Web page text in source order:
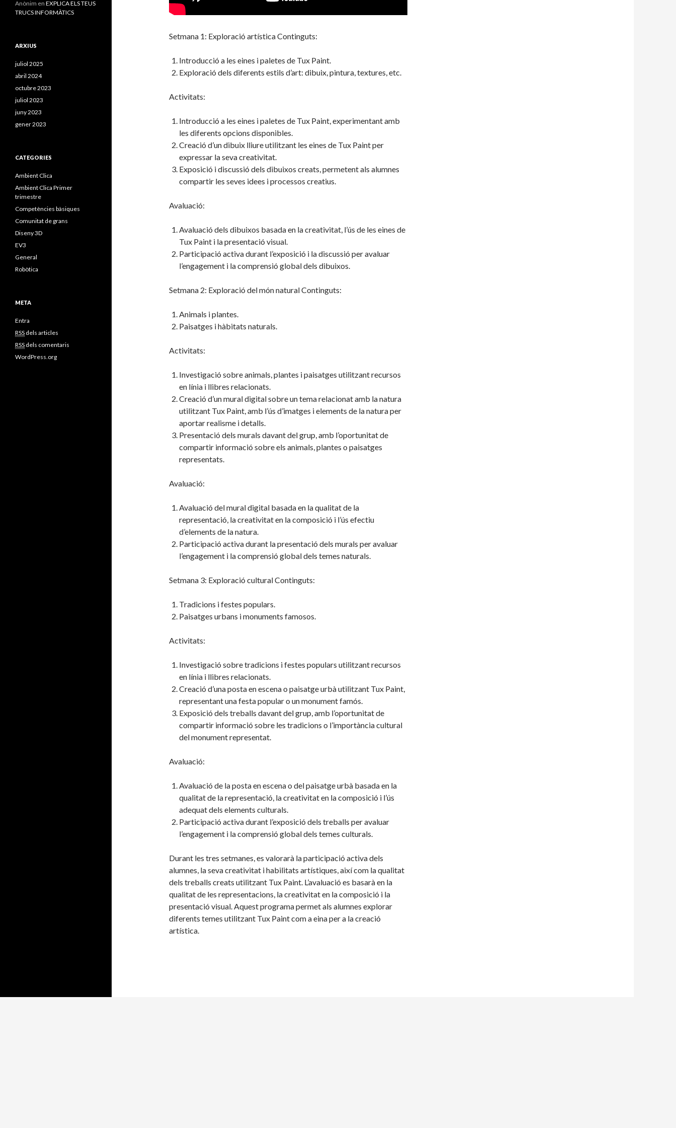
Setmana 1: Exploració artística Continguts:
Introducció a les eines i paletes de Tux Paint.
Exploració dels diferents estils d’art: dibuix, pintura, textures, etc.
Activitats:
Introducció a les eines i paletes de Tux Paint, experimentant amb
les diferents opcions disponibles.
Creació d’un dibuix lliure utilitzant les eines de Tux Paint per
expressar la seva creativitat.
Exposició i discussió dels dibuixos creats, permetent als alumnes
compartir les seves idees i processos creatius.
Avaluació:
Avaluació dels dibuixos basada en la creativitat, l’ús de les eines de
Tux Paint i la presentació visual.
Participació activa durant l’exposició i la discussió per avaluar
l’engagement i la comprensió global dels dibuixos.
Setmana 2: Exploració del món natural Continguts:
Animals i plantes.
Paisatges i hàbitats naturals.
Activitats:
Investigació sobre animals, plantes i paisatges utilitzant recursos
en línia i llibres relacionats.
Creació d’un mural digital sobre un tema relacionat amb la natura
utilitzant Tux Paint, amb l’ús d’imatges i elements de la natura per
aportar realisme i detalls.
Presentació dels murals davant del grup, amb l’oportunitat de
compartir informació sobre els animals, plantes o paisatges
representats.
Avaluació:
Avaluació del mural digital basada en la qualitat de la
representació, la creativitat en la composició i l’ús efectiu
d’elements de la natura.
Participació activa durant la presentació dels murals per avaluar
l’engagement i la comprensió global dels temes naturals.
Setmana 3: Exploració cultural Continguts:
Tradicions i festes populars.
Paisatges urbans i monuments famosos.
Activitats:
Investigació sobre tradicions i festes populars utilitzant recursos
en línia i llibres relacionats.
Creació d’una posta en escena o paisatge urbà utilitzant Tux Paint,
representant una festa popular o un monument famós.
Exposició dels treballs davant del grup, amb l’oportunitat de
compartir informació sobre les tradicions o l’importància cultural
del monument representat.
Avaluació:
Avaluació de la posta en escena o del paisatge urbà basada en la
qualitat de la representació, la creativitat en la composició i l’ús
adequat dels elements culturals.
Participació activa durant l’exposició dels treballs per avaluar
l’engagement i la comprensió global dels temes culturals.
Durant les tres setmanes, es valorarà la participació activa dels
alumnes, la seva creativitat i habilitats artístiques, així com la qualitat
dels treballs creats utilitzant Tux Paint. L’avaluació es basarà en la
qualitat de les representacions, la creativitat en la composició i la
presentació visual. Aquest programa permet als alumnes explorar
diferents temes utilitzant Tux Paint com a eina per a la creació
artística.
Anònim en EXPLICA ELS TEUS
TRUCS INFORMÀTICS
ARXIUS
juliol 2025
abril 2024
octubre 2023
juliol 2023
juny 2023
gener 2023
CATEGORIES
Ambient Clica
Ambient Clica Primer
trimestre
Competències bàsiques
Comunitat de grans
Diseny 3D
EV3
General
Robòtica
META
Entra
RSS dels articles
RSS dels comentaris
WordPress.org